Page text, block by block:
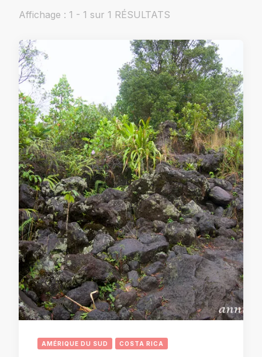
Affichage : 1 - 1 sur 1 RÉSULTATS
AMÉRIQUE DU SUD COSTA RICA